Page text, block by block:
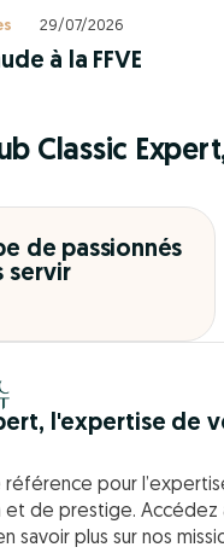
29/07/2026
à la FFVE
Classic
de passionnés
servir
l'expertise de
référence pour
de prestige. Accédez
savoir plus sur nos